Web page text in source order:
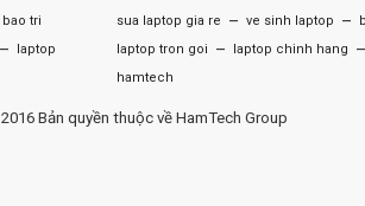
bao tri
–
laptop
sua laptop gia re – ve sinh laptop –
laptop tron goi
– laptop chinh hang
hamtech
Bản quyền thuộc về HamTech Group